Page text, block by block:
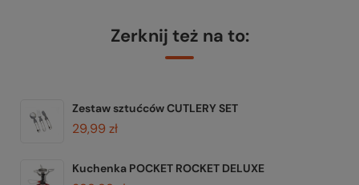
Zerknij też na to:
Zestaw sztućców CUTLERY SET
29,99 zł
Kuchenka POCKET ROCKET DELUXE